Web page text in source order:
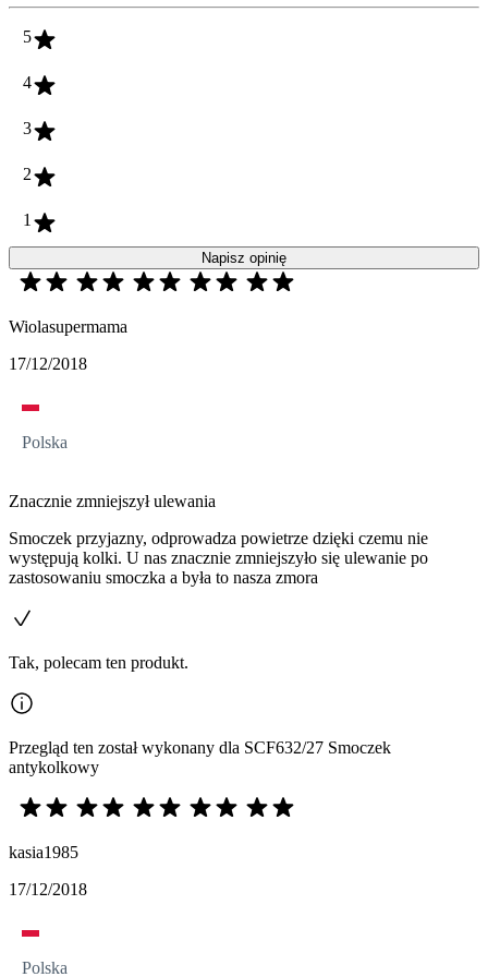
5
4
3
2
1
Napisz opinię
Wiolasupermama
17/12/2018
Polska
Znacznie zmniejszył ulewania
Smoczek przyjazny, odprowadza powietrze dzięki czemu nie
występują kolki. U nas znacznie zmniejszyło się ulewanie po
zastosowaniu smoczka a była to nasza zmora
Tak, polecam ten produkt.
Przegląd ten został wykonany dla SCF632/27 Smoczek
antykolkowy
kasia1985
17/12/2018
Polska